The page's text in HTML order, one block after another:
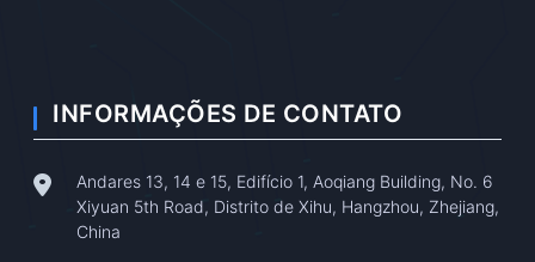
INFORMAÇÕES DE CONTATO
Andares 13, 14 e 15, Edifício 1, Aoqiang Building, No. 6
Xiyuan 5th Road, Distrito de Xihu, Hangzhou, Zhejiang,
China